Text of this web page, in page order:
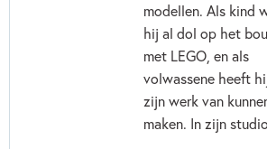
modellen. Als kind
hij al dol op het
met LEGO, en als
volwassene heeft
zijn werk van
maken. In zijn